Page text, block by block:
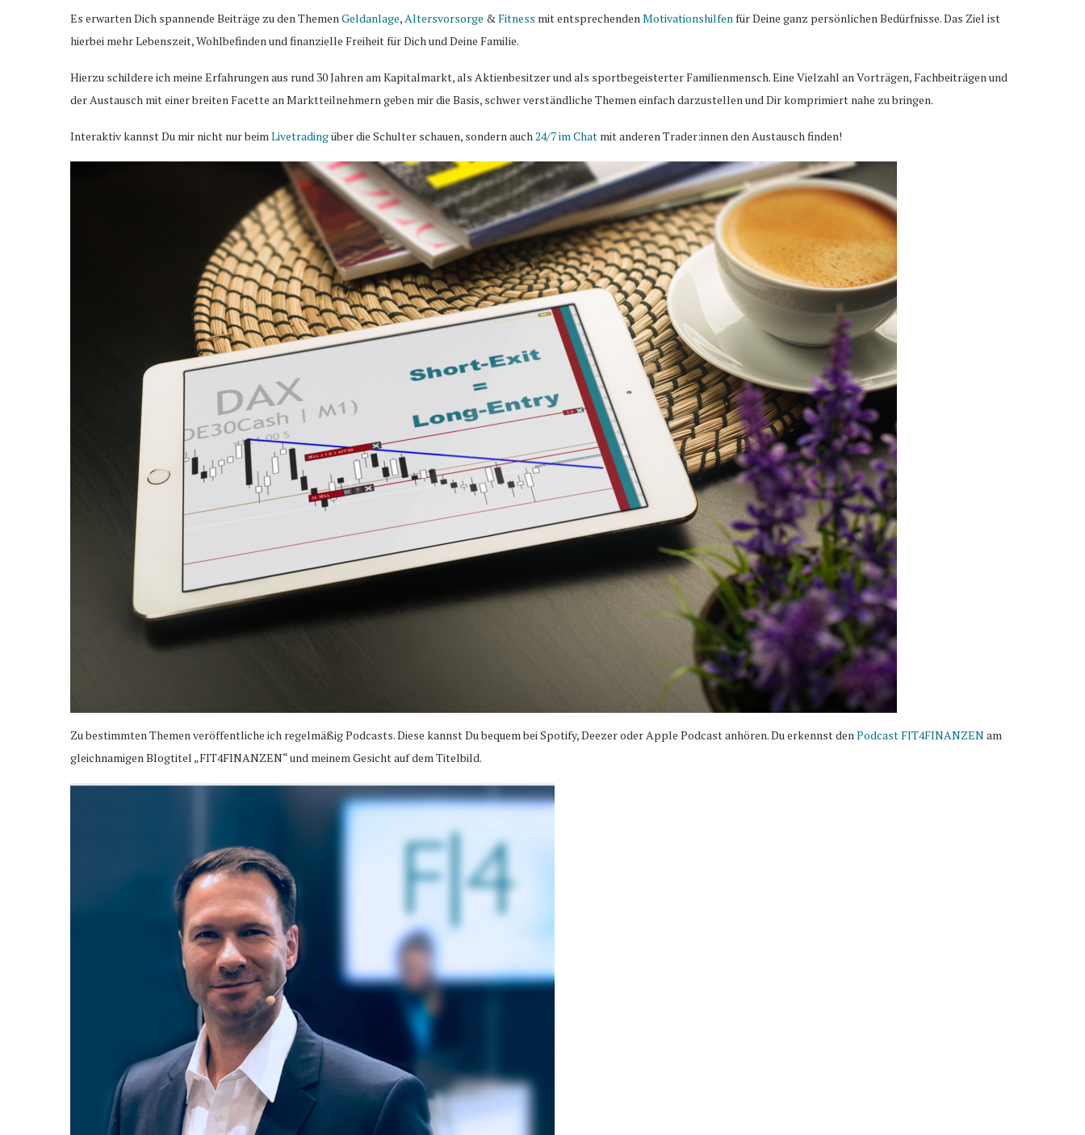
Es erwarten Dich spannende Beiträge zu den Themen Geldanlage, Altersvorsorge & Fitness mit entsprechenden Motivationshilfen für Deine ganz persönlichen Bedürfnisse. Das Ziel ist
hierbei mehr Lebenszeit, Wohlbefinden und finanzielle Freiheit für Dich und Deine Familie.
Hierzu schildere ich meine Erfahrungen aus rund 30 Jahren am Kapitalmarkt, als Aktienbesitzer und als sportbegeisterter Familienmensch. Eine Vielzahl an Vorträgen, Fachbeiträgen und
der Austausch mit einer breiten Facette an Marktteilnehmern geben mir die Basis, schwer verständliche Themen einfach darzustellen und Dir komprimiert nahe zu bringen.
Interaktiv kannst Du mir nicht nur beim Livetradingüber die Schulter schauen, sondern auch 24/7 im Chat mit anderen Trader:innen den Austausch finden!
Zu bestimmten Themen veröffentliche ich regelmäßig Podcasts. Diese kannst Du bequem bei Spotify, Deezer oder Apple Podcast anhören. Du erkennst den Podcast FIT4FINANZENam
gleichnamigen Blogtitel „FIT4FINANZEN“ und meinem Gesicht auf dem Titelbild.